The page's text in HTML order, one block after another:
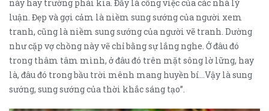
này hay trường phái kia. Đấy là công việc của các nhà lý
luận. Đẹp và gợi cảm là niềm sung sướng của người xem
tranh, cũng là niềm sung sướng của người vẽ tranh. Dường
như cặp vợ chồng này vẽ chỉ bằng sự lắng nghe. Ở đâu đó
trong thâm tâm mình, ở đâu đó trên mặt sông lờ lững, hay
là, đâu đó trong bầu trời mênh mang huyền bí…Vậy là sung
sướng, sung sướng của thời khắc sáng tạo”.